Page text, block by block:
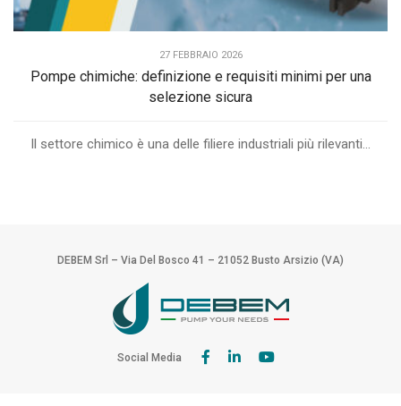
27 FEBBRAIO 2026
Pompe chimiche: definizione e requisiti minimi per una
selezione sicura
Il settore chimico è una delle filiere industriali più rilevanti...
DEBEM Srl – Via Del Bosco 41 – 21052 Busto Arsizio (VA)
Social Media